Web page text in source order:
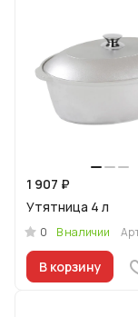
1 907 ₽
Утятница 4 л
0 В наличии
В корзину